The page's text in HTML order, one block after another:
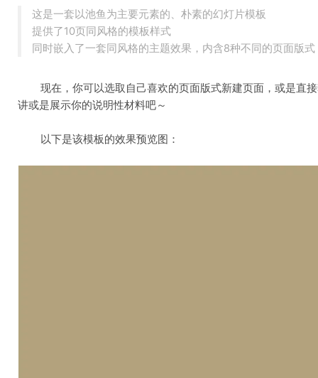
这是一套以池鱼为主要元素的、朴素的幻灯片模板
提供了10页同风格的模板样式
同时嵌入了一套同风格的主题效果，内含8种不同的页面版式
讲或是展示你的说明性材料吧～
	以下是该模板的效果预览图：